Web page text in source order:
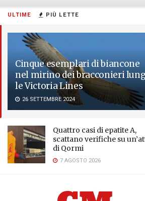
ULTIME PIÙ LETTE
Cinque esemplari di biancone
nel mirino dei bracconieri
le Victoria Lines
26 SETTEMBRE 2024
Quattro casi di epatite A,
scattano verifiche su
di Qormi
7 AGOSTO 2026